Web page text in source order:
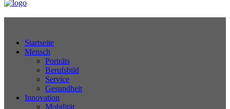
Startseite
Mensch
Porträts
Berufsbild
Service
Gesundheit
Innovation
Mobilität